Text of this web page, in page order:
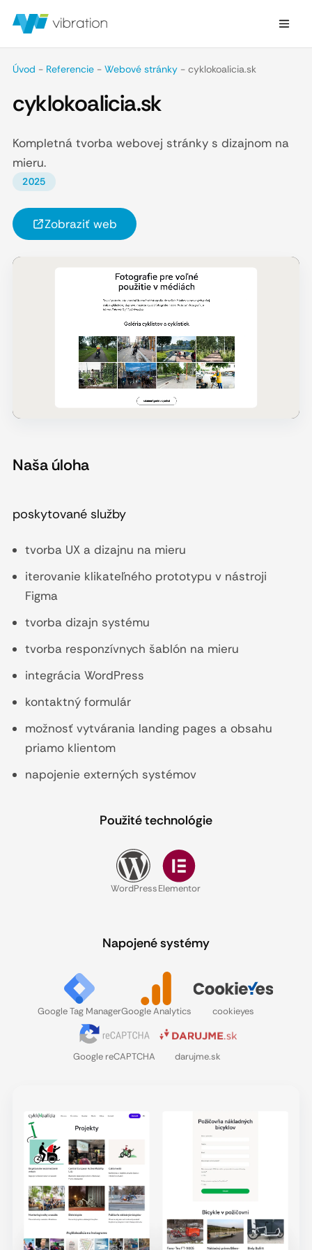
Úvod - Referencie- Webové stránky- cyklokoalicia.sk
cyklokoalicia.sk
Kompletná tvorba webovej stránky s dizajnom na
mieru.
2025
Zobraziť web
Naša úloha
poskytované služby
tvorba UX a dizajnu na mieru
iterovanie klikateľného prototypu v nástroji
Figma
tvorba dizajn systému
tvorba responzívnych šablón na mieru
integrácia WordPress
kontaktný formulár
možnosť vytvárania landing pages a obsahu
priamo klientom
napojenie externých systémov
Použité technológie
WordPressElementor
Napojené systémy
Google Tag ManagerGoogle Analytics cookieyes
Google reCAPTCHA darujme.sk